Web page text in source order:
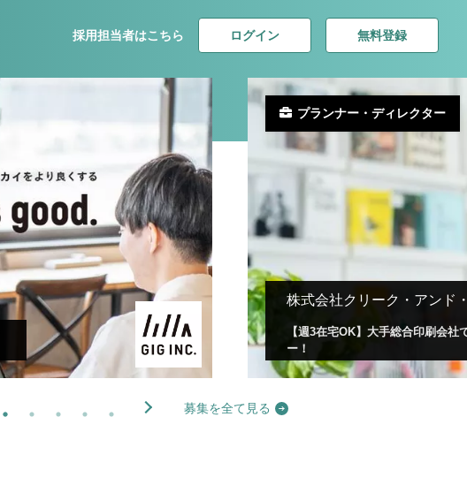
採用担当者はこちら ログイン 無料登録
募集を全て見る
株式会社クリーク・アンド
【週3在宅OK】大手総合印刷会
ー！
プランナー・ディレクター